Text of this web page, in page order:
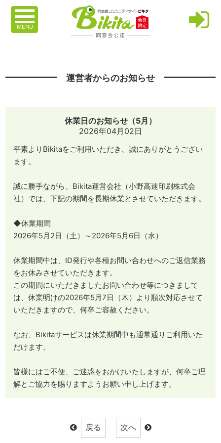
MENU
運営者からのお知らせ
休業日のお知らせ（5月）
2026年04月02日
平素よりBikitaをご利用いただき、誠にありがとうござい
ます。
誠に勝手ながら、Bikita運営会社（小野高速印刷株式会
社）では、下記の期間を長期休業とさせていただきます。
◆休業期間
2026年5月2日（土）～2026年5月6日（水）
休業期間中は、ID発行や各種お問い合わせへのご返信業務
をお休みさせていただきます。
この期間にいただきましたお問い合わせ等につきまして
は、休業明けの2026年5月7日（木）より順次対応させて
いただきますので、何卒ご容赦ください。
なお、Bikitaサービスは休業期間中も通常通りご利用いた
だけます。
皆様にはご不便、ご迷惑をおかけいたしますが、何卒ご理
解とご協力を賜りますようお願い申し上げます。